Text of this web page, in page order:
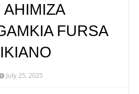
AHIMIZA
FURSA
July 25, 2025